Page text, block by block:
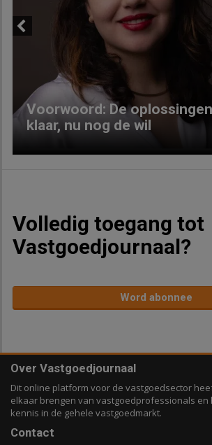
Voorwoord: De
klaar, nu nog de wil
Volledig toegang tot
Vastgoedjournaal?
Word abonnee
Over Vastgoedjournaal
Dit online platform voor de vastgoedsector
elkaar brengen van vastgoedprofessionals en
kennis in de gehele vastgoedmarkt.
Contact